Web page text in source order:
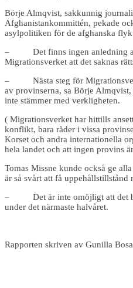
Börje Almqvist, sakkunnig
Afghanistankommittén, pekade
asylpolitiken för de afghanska
– Det finns ingen anledning att
Migrationsverket att det saknas
– Nästa steg för
av provinserna, sa Börje
inte stämmer med verkligheten.
( Migrationsverket har hittills
konflikt, bara råder i vissa
Korset och andra internationella
hela landet och att ingen provins
Tomas Missne kunde också ge
är så svårt att få uppehållstillstånd
– Det är inte omöjligt att det
under det närmaste halvåret.
Rapporten skriven av Gunilla